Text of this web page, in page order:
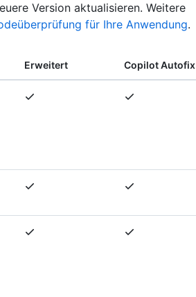
Version aktualisieren. Weitere
für Ihre Anwendung.
Erweitert Copilot Autofix